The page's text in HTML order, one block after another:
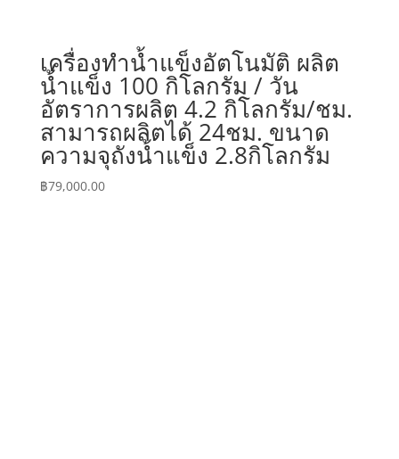
เครื่องทำน้ำแข็งอัตโนมัติ ผลิต
น้ำแข็ง 100 กิโลกรัม / วัน
อัตราการผลิต 4.2 กิโลกรัม/ชม.
สามารถผลิตได้ 24ชม. ขนาด
ความจุถังน้ำแข็ง 2.8กิโลกรัม
฿79,000.00